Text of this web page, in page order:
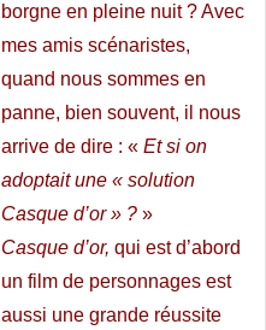
borgne en pleine nuit ? Avec
mes amis scénaristes,
quand nous sommes en
panne, bien souvent, il nous
arrive de dire : «Et si on
adoptait une « solution
Casque d’or » ?»
Casque d’or, qui est d’abord
un film de personnages est
aussi une grande réussite